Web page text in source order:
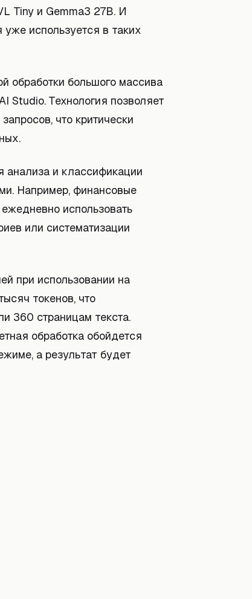
Tiny и Gemma3 27B. И
используется в таких
обработки большого массива
Studio. Технология позволяет
что критически
анализа и классификации
Например, финансовые
использовать
или систематизации
при использовании на
токенов, что
360 страницам текста.
обработка обойдется
а результат будет